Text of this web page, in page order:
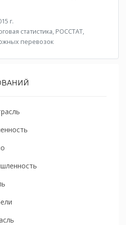
г.
статистика, РОССТАТ,
перевозок